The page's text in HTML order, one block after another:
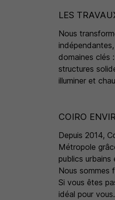
LES
Nous
domaines clés
structures
illuminer et
COIRO
Depuis 2014,
Métropole
publics urbains
Nous sommes
Si vous êtes
idéal pour vous.